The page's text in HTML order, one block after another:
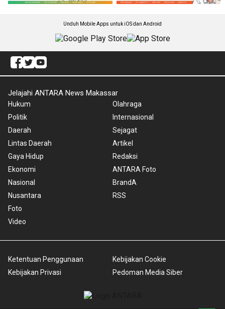
Unduh Mobile Apps untuk iOS dan Android
Jelajahi ANTARA News Makassar
Hukum
Politik
Daerah
Lintas Daerah
Gaya Hidup
Ekonomi
Nasional
Nusantara
Foto
Video
Olahraga
Internasional
Sejagat
Artikel
Redaksi
ANTARA Foto
BrandA
RSS
Ketentuan Penggunaan
Kebijakan Privasi
Kebijakan Cookie
Pedoman Media Siber